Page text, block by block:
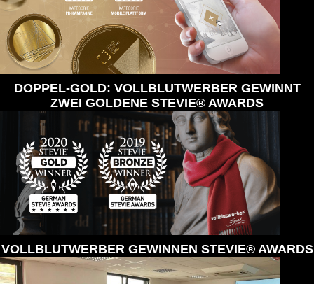
DOPPEL-GOLD: VOLLBLUTWERBER GEWINNT
ZWEI GOLDENE STEVIE® AWARDS
VOLLBLUTWERBER GEWINNEN STEVIE® AWARDS